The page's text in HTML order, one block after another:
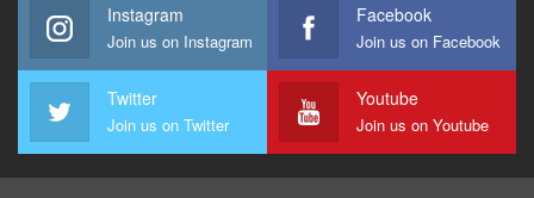
Instagram
Join us on Instagram
Facebook
Join us on Facebook
Twitter
Join us on Twitter
Youtube
Join us on Youtube